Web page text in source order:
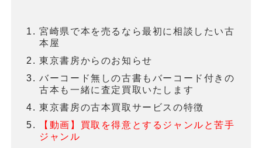
宮崎県で本を売るなら最初に相談したい古
本屋
東京書房からのお知らせ
バーコード無しの古書もバーコード付きの
古本も一緒に査定買取いたします
東京書房の古本買取サービスの特徴
【動画】買取を得意とするジャンルと苦手
ジャンル